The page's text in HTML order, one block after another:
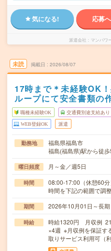
気になる! 応募
派遣会社 マンパワ
未読 掲載日 2026/08/07
17時まで＊未経験OK
ループにて安全書類の
職種未経験OK 交通費別途支給あり
WEB登録OK 派遣
勤務地
福島県福島市
福島(福島県)駅から徒
曜日頻度 月～金／週5日
時間
08:00-17:00（休憩60
時間を下記の範囲で調
期間 2026年10月01日～長
時給
時給1320円 月収例 21
×4週 ※月収例を保証す
取りサービス利用可（